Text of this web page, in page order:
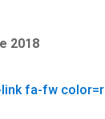
2018
fa-fw